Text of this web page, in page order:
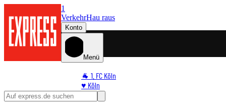
1
VerkehrHau raus
Konto
Menü
🐐 1. FC Köln
♥️ Köln
⭐ Promi